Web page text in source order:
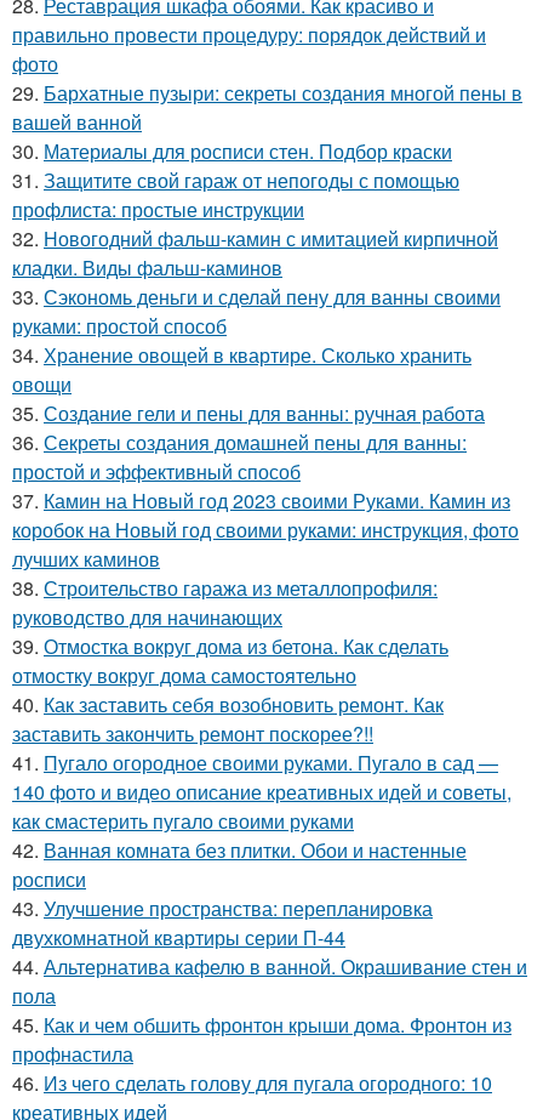
правильно провести процедуру: порядок действий и
фото
29. Бархатные пузыри: секреты создания многой пены в
вашей ванной
30. Материалы для росписи стен. Подбор краски
31. Защитите свой гараж от непогоды с помощью
профлиста: простые инструкции
32. Новогодний фальш-камин с имитацией кирпичной
кладки. Виды фальш-каминов
33. Сэкономь деньги и сделай пену для ванны своими
руками: простой способ
34. Хранение овощей в квартире. Сколько хранить
овощи
35. Создание гели и пены для ванны: ручная работа
36. Секреты создания домашней пены для ванны:
простой и эффективный способ
37. Камин на Новый год 2023 своими Руками. Камин из
коробок на Новый год своими руками: инструкция, фото
лучших каминов
38. Строительство гаража из металлопрофиля:
руководство для начинающих
39. Отмостка вокруг дома из бетона. Как сделать
отмостку вокруг дома самостоятельно
40. Как заставить себя возобновить ремонт. Как
заставить закончить ремонт поскорее?!!
41. Пугало огородное своими руками. Пугало в сад —
140 фото и видео описание креативных идей и советы,
как смастерить пугало своими руками
42. Ванная комната без плитки. Обои и настенные
росписи
43. Улучшение пространства: перепланировка
двухкомнатной квартиры серии П-44
44. Альтернатива кафелю в ванной. Окрашивание стен и
пола
45. Как и чем обшить фронтон крыши дома. Фронтон из
профнастила
46. Из чего сделать голову для пугала огородного: 10
креативных идей